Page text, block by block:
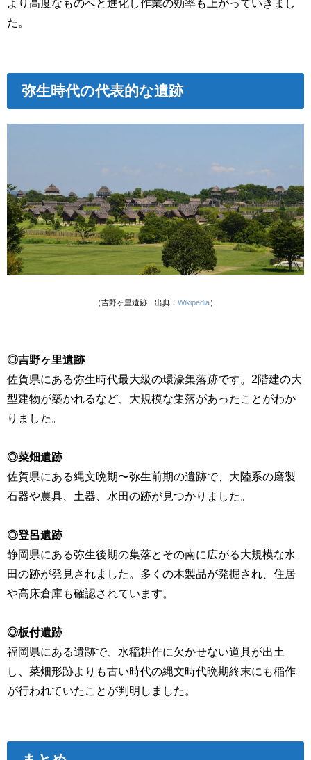
より高度なものへと進化し作業の効率も上がっていきまし
た。
弥生時代の代表的な遺跡
（吉野ヶ里遺跡 出典： Wikipedia）
◎吉野ヶ里遺跡
佐賀県にある弥生時代最大級の環濠集落跡です。 2階建の大
型建物が築かれるなど、大規模な集落があったことがわか
りました。
◎菜畑遺跡
佐賀県にある縄文晩期〜弥生前期の遺跡で、大陸系の磨製
石器や農具、土器、水田の跡が見つかりました。
◎登呂遺跡
静岡県にある弥生後期の集落とその南に広がる大規模な水
田の跡が発見されました。多くの木製品が発掘され、住居
や高床倉庫も確認されています。
◎板付遺跡
福岡県にある遺跡で、水稲耕作に欠かせない道具が出土
し、菜畑形跡よりも古い時代の縄文時代晩期終末にも稲作
が行われていたことが判明しました。